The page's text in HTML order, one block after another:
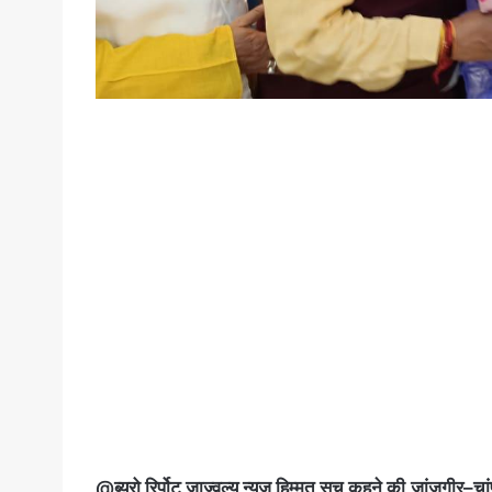
@ब्यूरो रिर्पोट जाज्वल्य न्यूज हिम्मत सच कहने